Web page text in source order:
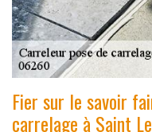
Fier sur le savoir
carrelage à Saint